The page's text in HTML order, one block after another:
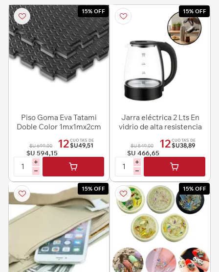
15% OFF
Piso Goma Eva Tatami
Doble Color 1mx1mx2cm
$U 699,00
$U 594,15
12 CUOTAS DE
$U49,51
i
h
15% OFF
Jarra eléctrica 2 Lts En
vidrio de alta resistencia
$U 549,00
$U 466,65
12 CUOTAS DE
$U38,89
i
h
15% OFF 15% OFF